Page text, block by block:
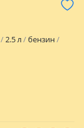
2.5 л
бензин